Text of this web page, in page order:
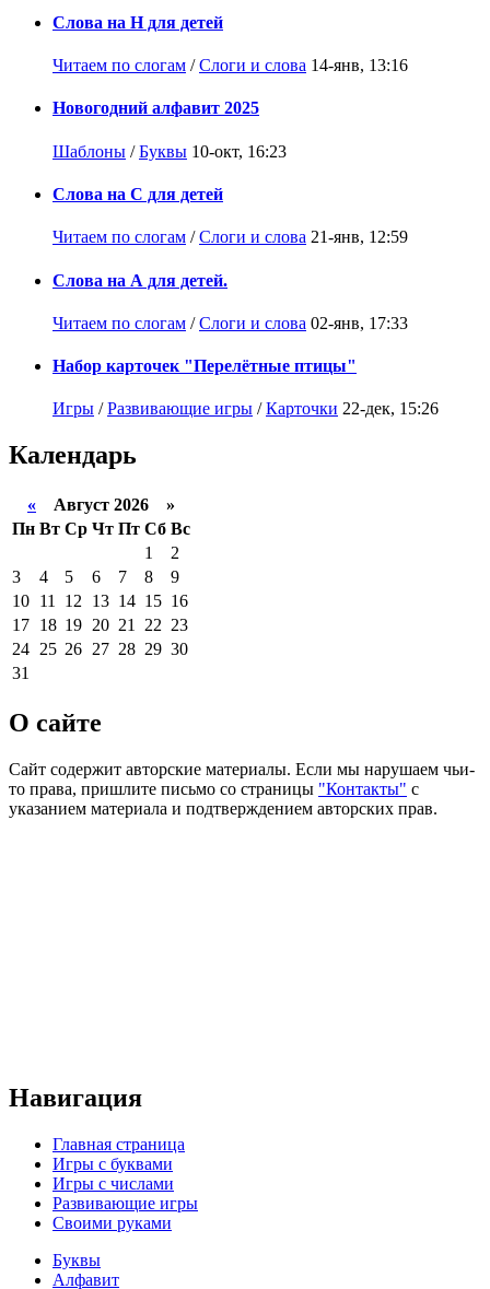
Слова на Н для детей
Читаем по слогам /Слоги и слова 14-янв, 13:16
Новогодний алфавит 2025
Шаблоны /Буквы 10-окт, 16:23
Слова на С для детей
Читаем по слогам /Слоги и слова 21-янв, 12:59
Слова на А для детей.
Читаем по слогам /Слоги и слова 02-янв, 17:33
Набор карточек "Перелётные птицы"
Игры /Развивающие игры /Карточки 22-дек, 15:26
Календарь
« Август 2026 »
Пн Вт Ср Чт Пт Сб Вс
1
2
3
4 5 6 7 8
9
10 11 12 13 14 15 16
17 18 19 20 21 22 23
24 25 26 27 28 29 30
31
О сайте
Сайт содержит авторские материалы. Если мы нарушаем чьи-
то права, пришлите письмо со страницы "Контакты" с
указанием материала и подтверждением авторских прав.
Навигация
Главная страница
Игры с буквами
Игры с числами
Развивающие игры
Своими руками
Буквы
Алфавит